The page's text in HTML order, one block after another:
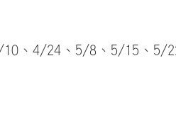
、4/24、5/8、5/15、5/